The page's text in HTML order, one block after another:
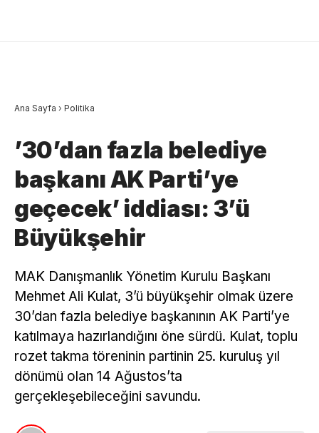
Ana Sayfa › Politika
’30’dan fazla belediye
başkanı AK Parti’ye
geçecek’ iddiası: 3’ü
Büyükşehir
MAK Danışmanlık Yönetim Kurulu Başkanı
Mehmet Ali Kulat, 3’ü büyükşehir olmak üzere
30’dan fazla belediye başkanının AK Parti’ye
katılmaya hazırlandığını öne sürdü. Kulat, toplu
rozet takma töreninin partinin 25. kuruluş yıl
dönümü olan 14 Ağustos’ta
gerçekleşebileceğini savundu.